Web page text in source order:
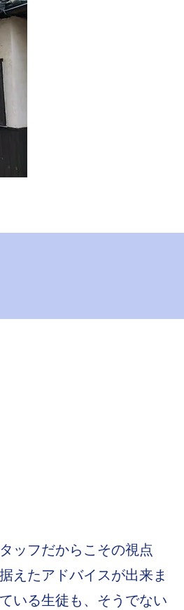
ッフだからこその視点
えたアドバイスが出来ま
いる生徒も、そうでない